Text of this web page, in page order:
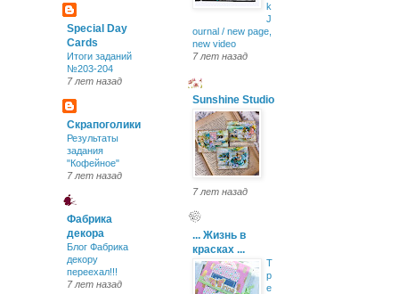
Special Day
Cards
Итоги заданий
№203-204
7 лет назад
Скрапоголики
Результаты
задания
"Кофейное"
7 лет назад
Фабрика
декора
Блог Фабрика
декору
переехал!!!
7 лет назад
k
J
ournal / new page,
new video
7 лет назад
Sunshine Studio
7 лет назад
... Жизнь в
красках ...
Т
р
е